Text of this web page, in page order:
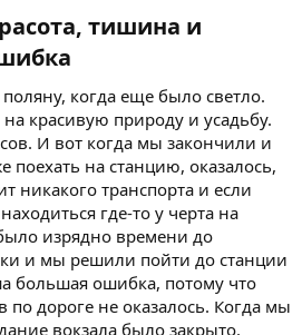
тишина и
когда еще было светло.
красивую природу и усадьбу.
И вот когда мы закончили и
на станцию, оказалось,
никакого транспорта и если
где-то у черта на
изрядно времени до
и мы решили пойти до станции
большая ошибка, потому что
по дороге не оказалось. Когда мы
вокзала было закрыто.